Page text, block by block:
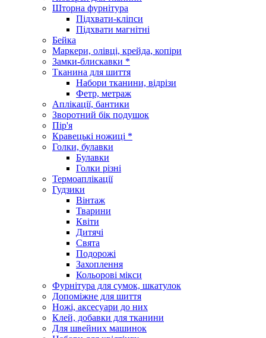
Шторна фурнітура
Підхвати-кліпси
Підхвати магнітні
Бейка
Маркери, олівці, крейда, копіри
Замки-блискавки *
Тканина для шиття
Набори тканини, відрізи
Фетр, метраж
Аплікації, бантики
Зворотний бік подушок
Пір'я
Кравецькі ножиці *
Голки, булавки
Булавки
Голки різні
Термоаплікації
Гудзики
Вінтаж
Тварини
Квіти
Дитячі
Свята
Подорожі
Захоплення
Кольорові мікси
Фурнітура для сумок, шкатулок
Допоміжне для шиття
Ножі, аксесуари до них
Клей, добавки для тканини
Для швейних машинок